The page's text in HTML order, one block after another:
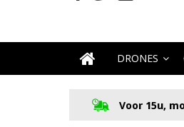
DRONES
Voor 15u,